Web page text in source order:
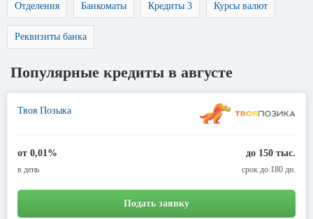
ПриватБанк предоставляют услуги физическим и юридическим
лицам в будни и выходные дни.
Отделения Банкоматы Кредиты 3 Курсы валют
Реквизиты банка
Популярные кредиты в августе
Твоя Позыка
от 0,01%
в день
до 150 тыс.
срок до 180 дн.
Подать заявку